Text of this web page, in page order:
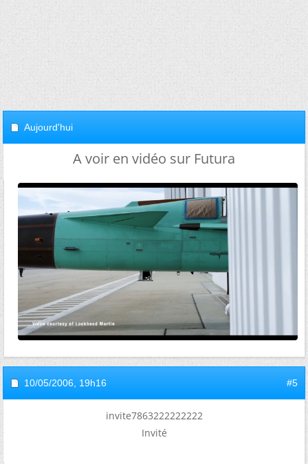
Aujourd'hui
A voir en vidéo sur Futura
10/05/2006, 19h16 #5
invite7863222222222
Invité